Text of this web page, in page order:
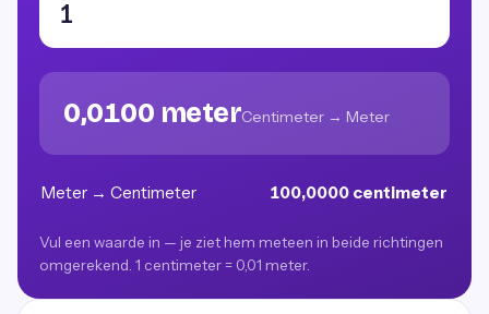
0,0100 meterCentimeter → Meter
Meter → Centimeter 100,0000 centimeter
Vul een waarde in — je ziet hem meteen in beide richtingen
omgerekend. 1 centimeter = 0,01 meter.